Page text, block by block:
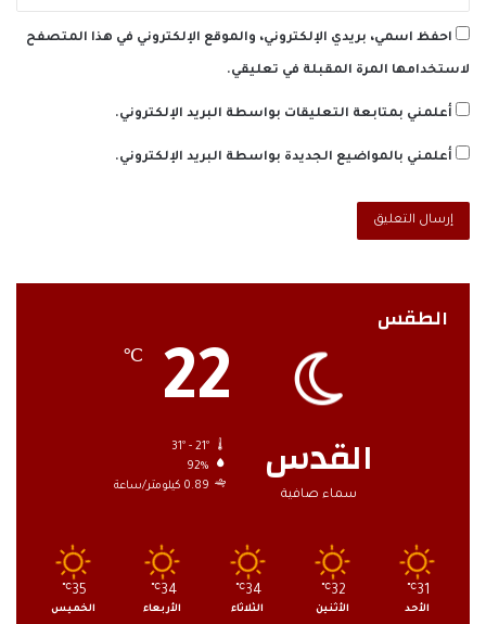
احفظ اسمي، بريدي الإلكتروني، والموقع الإلكتروني في هذا المتصفح
لاستخدامها المرة المقبلة في تعليقي.
أعلمني بمتابعة التعليقات بواسطة البريد الإلكتروني.
أعلمني بالمواضيع الجديدة بواسطة البريد الإلكتروني.
الطقس
القدس
سماء صافية
22
℃
31º - 21º
92%
0.89 كيلومتر/ساعة
31
℃
الأحد
32
℃
الأثنين
34
℃
الثلاثاء
34
℃
الأربعاء
35
℃
الخميس